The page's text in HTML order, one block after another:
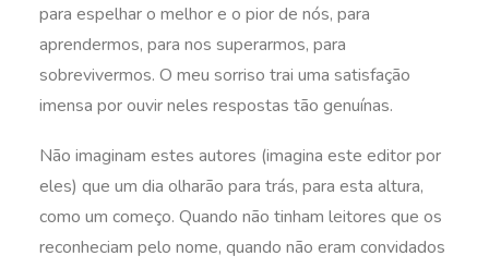
para espelhar o melhor e o pior de nós, para
aprendermos, para nos superarmos, para
sobrevivermos. O meu sorriso trai uma satisfação
imensa por ouvir neles respostas tão genuínas.
Não imaginam estes autores (imagina este editor por
eles) que um dia olharão para trás, para esta altura,
como um começo. Quando não tinham leitores que os
reconheciam pelo nome, quando não eram convidados